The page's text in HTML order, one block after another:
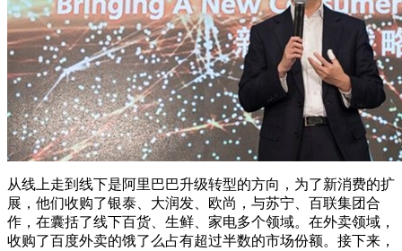
从线上走到线下是阿里巴巴升级转型的方向，为了新消费的扩
展，他们收购了银泰、大润发、欧尚，与苏宁、百联集团合
作，在囊括了线下百货、生鲜、家电多个领域。在外卖领域，
收购了百度外卖的饿了么占有超过半数的市场份额。接下来，